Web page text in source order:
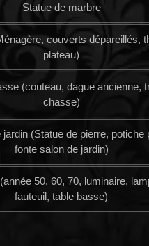
Statue de marbre
couverts dépareillés,
plateau)
(couteau, dague ancienne,
chasse)
(Statue de pierre, potiche
fonte salon de jardin)
50, 60, 70, luminaire,
fauteuil, table basse)